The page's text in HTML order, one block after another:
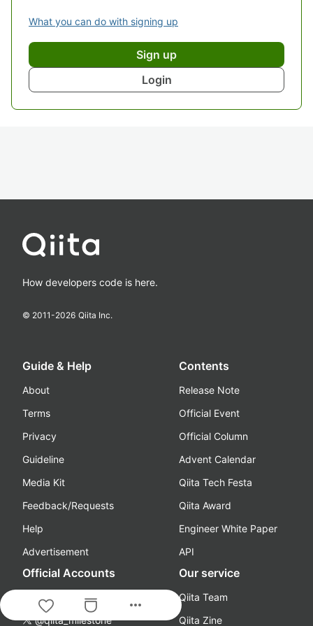
What you can do with signing up
Sign up
Login
more_horiz
How developers code is here.
© 2011-2026 Qiita Inc.
Guide & Help
About
Terms
Privacy
Guideline
Media Kit
Feedback/Requests
Help
Advertisement
Contents
Release Note
Official Event
Official Column
Advent Calendar
Qiita Tech Festa
Qiita Award
Engineer White Paper
API
Official Accounts
@Qiita
@qiita_milestone
Our service
Qiita Team
Qiita Zine